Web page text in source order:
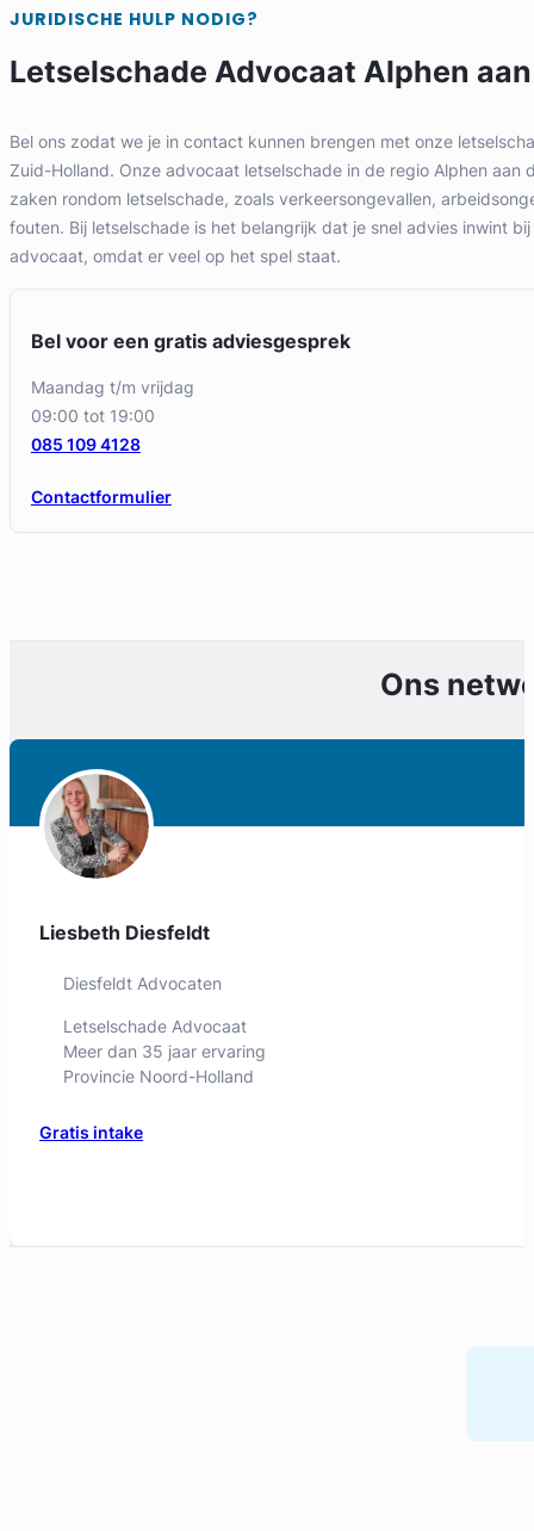
JURIDISCHE HULP NODIG?
Letselschade Advocaat Alphen
Bel ons zodat we je in contact kunnen brengen met onze
Zuid-Holland. Onze advocaat letselschade in de regio Alphen aan
zaken rondom letselschade, zoals verkeersongevallen,
fouten. Bij letselschade is het belangrijk dat je snel advies inwint
advocaat, omdat er veel op het spel staat.
Bel voor een gratis adviesgesprek
maandag t/m vrijdag
09:00 tot 19:00
Contactformulier
085 109 4128
Ons
Liesbeth Diesfeldt
Diesfeldt Advocaten
Letselschade Advocaat
Meer dan 35 jaar ervaring
Provincie Noord-Holland
Gratis intake